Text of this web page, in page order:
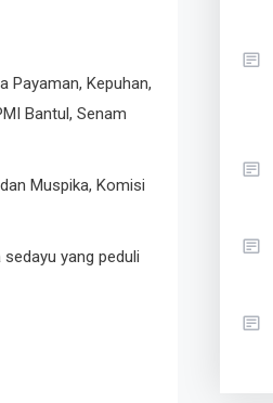
Payaman, Kepuhan,
Bantul, Senam
Muspika, Komisi
yang peduli